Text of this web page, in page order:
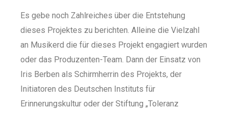
Es gebe noch Zahlreiches über die Entstehung
dieses Projektes zu berichten. Alleine die Vielzahl
an Musikerd die für dieses Projekt engagiert wurden
oder das Produzenten-Team. Dann der Einsatz von
Iris Berben als Schirmherrin des Projekts, der
Initiatoren des Deutschen Instituts für
Erinnerungskultur oder der Stiftung „Toleranz